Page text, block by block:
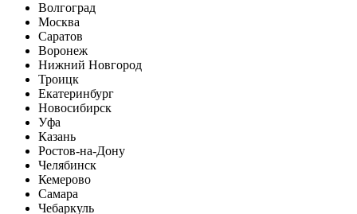
Волгоград
Москва
Саратов
Воронеж
Нижний Новгород
Троицк
Екатеринбург
Новосибирск
Уфа
Казань
Ростов-на-Дону
Челябинск
Кемерово
Самара
Чебаркуль